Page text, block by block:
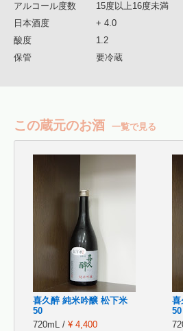
アルコール度数
15度以上16度未満
日本酒度
+ 4.0
酸度
1.2
保管
要冷蔵
この蔵元のお酒 一覧で見る
喜久醉 純米吟醸 松下米
50
720mL / ¥ 4,400
喜